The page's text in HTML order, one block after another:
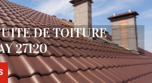
DE TOITURE
27120